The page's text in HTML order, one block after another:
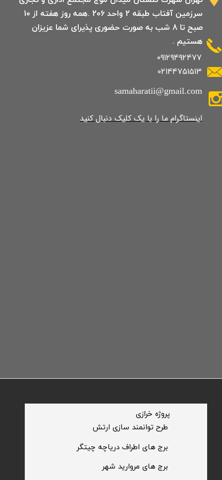
​طرح توانمند سازی ارتش
​پروژه خرازی
​برج های اطراف دریاچه چیتگر
​برج های مروارید شهر
09129492477
02144751513
سرزمین آفتاب طبقه 2 واحد 206 .همه روز هفته از 10
صبح تا 8 شب به صورت حضوری پذیرای شما عزیزان
هستیم .
samaharatii@gmail.com
​​​​​​​​​اینستاگرام ما را با یک کلیک دنبال کنید